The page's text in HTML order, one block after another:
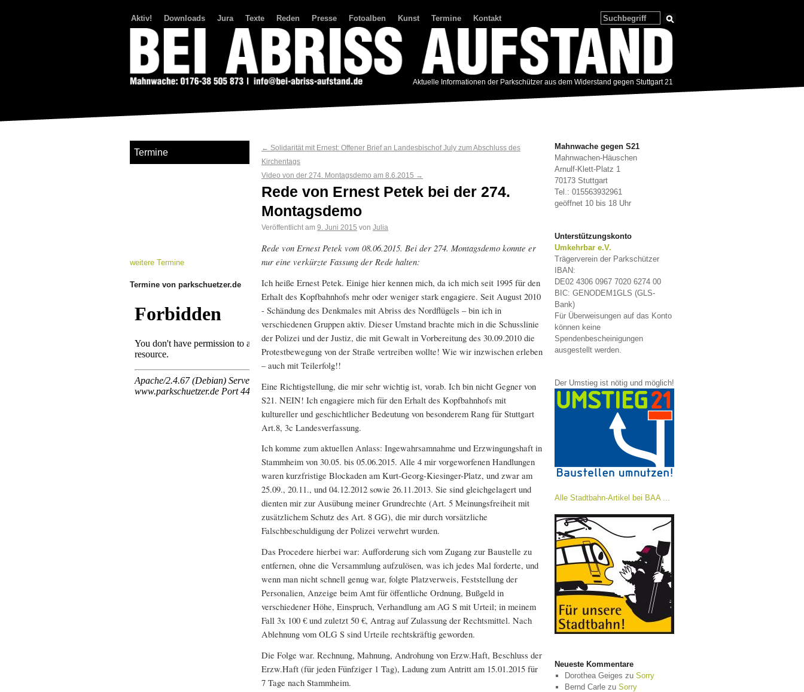
Aktiv! Downloads Jura Texte Reden Presse Fotoalben Kunst Termine Kontakt
Aktuelle Informationen der Parkschützer aus dem Widerstand gegen Stuttgart 21
← Solidarität mit Ernest: Offener Brief an Landesbischof July zum Abschluss des
Kirchentags
Video von der 274. Montagsdemo am 8.6.2015 →
Rede von Ernest Petek bei der 274.
Montagsdemo
Veröffentlicht am 9. Juni 2015 von Julia
Rede von Ernest Petek vom 08.06.2015. Bei der 274. Montagsdemo konnte er
nur eine verkürzte Fassung der Rede halten:
Ich heiße Ernest Petek. Einige hier kennen mich, da ich mich seit 1995 für den
Erhalt des Kopfbahnhofs mehr oder weniger stark engagiere. Seit August 2010
- Schändung des Denkmales mit Abriss des Nordflügels – bin ich in
verschiedenen Gruppen aktiv. Dieser Umstand brachte mich in die Schusslinie
der Polizei und der Justiz, die mit Gewalt in Vorbereitung des 30.09.2010 die
Protestbewegung von der Straße vertreiben wollte! Wie wir inzwischen erleben
– auch mit Teilerfolg!!
Eine Richtigstellung, die mir sehr wichtig ist, vorab. Ich bin nicht Gegner von
S21. NEIN! Ich engagiere mich für den Erhalt des Kopfbahnhofs mit
kultureller und geschichtlicher Bedeutung von besonderem Rang für Stuttgart
Art.8, 3c Landesverfassung.
Ich komme zum aktuellen Anlass: Ingewahrsamnahme und Erzwingungshaft in
Stammheim von 30.05. bis 05.06.2015. Alle 4 mir vorgeworfenen Handlungen
waren kurzfristige Blockaden am Kurt-Georg-Kiesinger-Platz, und zwar am
25.09., 20.11., und 04.12.2012 sowie 26.11.2013. Sie sind gleichgelagert und
dienten mir zur Ausübung meiner Grundrechte (Art. 5 Meinungsfreiheit mit
zusätzlichem Schutz des Art. 8 GG), die mir durch vorsätzliche
Falschbeschuldigung der Polizei verwehrt wurden.
Das Procedere hierbei war: Aufforderung sich vom Zugang zur Baustelle zu
entfernen, ohne die Versammlung aufzulösen, was ich jedes Mal forderte, und
wenn man nicht schnell genug war, folgte Platzverweis, Feststellung der
Personalien, Anzeige beim Amt für öffentliche Ordnung, Bußgeld in
verschiedener Höhe, Einspruch, Verhandlung am AG S mit Urteil; in meinem
Fall 3x 100 € und zuletzt 50 €, Antrag auf Zulassung der Rechtsmittel. Nach
Ablehnung vom OLG S sind Urteile rechtskräftig geworden.
Die Folge war. Rechnung, Mahnung, Androhung von Erzw.Haft, Beschluss der
Erzw.Haft (für jeden Fünfziger 1 Tag), Ladung zum Antritt am 15.01.2015 für
7 Tage nach Stammheim.
Termine
weitere Termine
Termine von parkschuetzer.de
Mahnwache gegen S21
Mahnwachen-Häuschen
Arnulf-Klett-Platz 1
70173 Stuttgart
Tel.: 015563932961
geöffnet 10 bis 18 Uhr
Unterstützungskonto
Umkehrbar e.V.
Trägerverein der Parkschützer
IBAN:
DE02 4306 0967 7020 6274 00
BIC: GENODEM1GLS (GLS-
Bank)
Für Überweisungen auf das Konto
können keine
Spendenbescheinigungen
ausgestellt werden.
Der Umstieg ist nötig und möglich!
Alle Stadtbahn-Artikel bei BAA ...
Neueste Kommentare
Dorothea Geiges zu Sorry
Bernd Carlezu Sorry